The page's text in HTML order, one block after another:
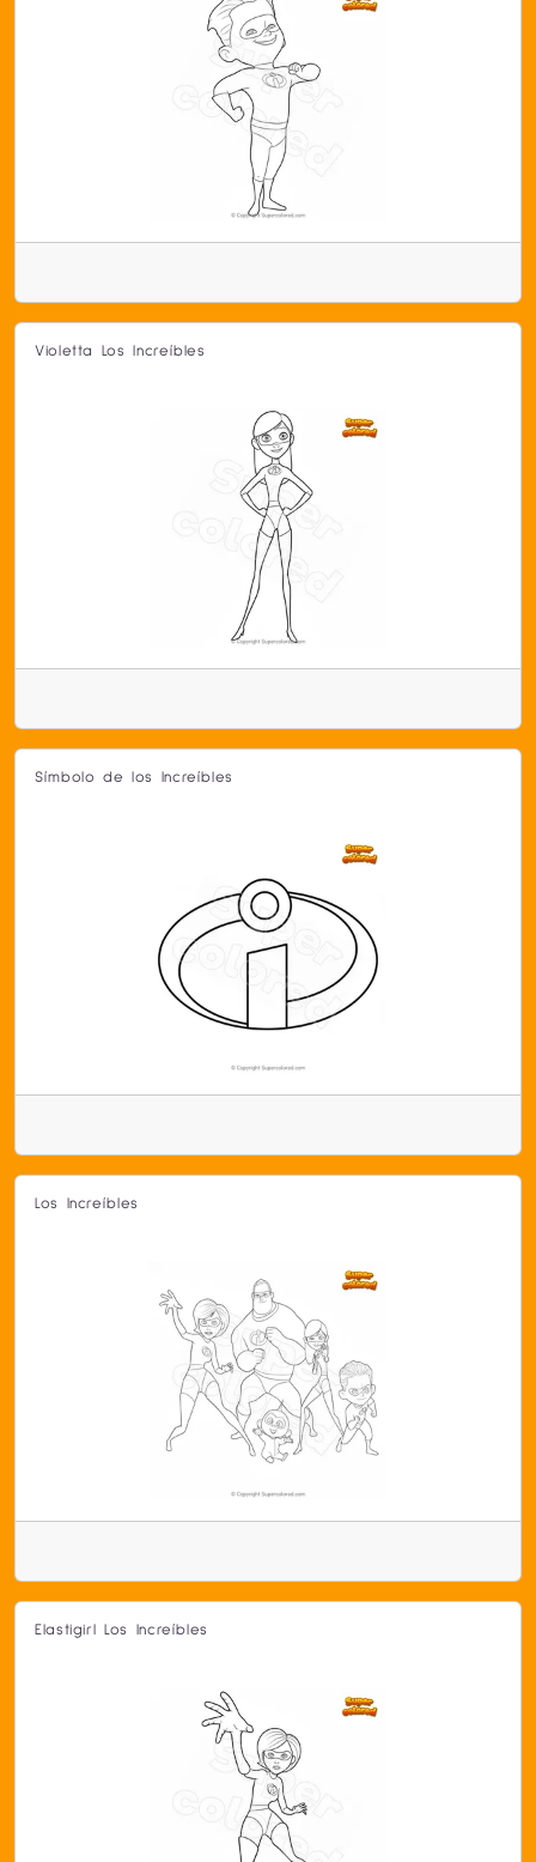
Violetta Los Increíbles
Símbolo de los Increíbles
Los Increíbles
Elastigirl Los Increíbles